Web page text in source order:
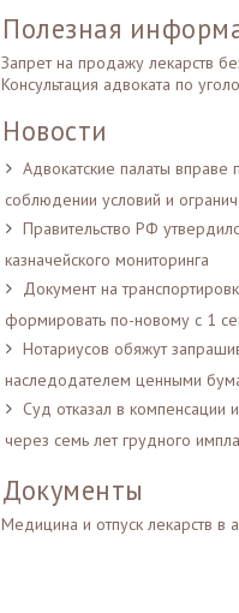
Полезная
Запрет на продажу лекарств
Консультация адвоката по
Новости
Адвокатские палаты вправе
соблюдении условий и
Правительство РФ
казначейского мониторинга
Документ на
формировать по-новому с 1
Нотариусов обяжут
наследодателем ценными
Суд отказал в компенсации
через семь лет грудного
Документы
Медицина и отпуск лекарств в